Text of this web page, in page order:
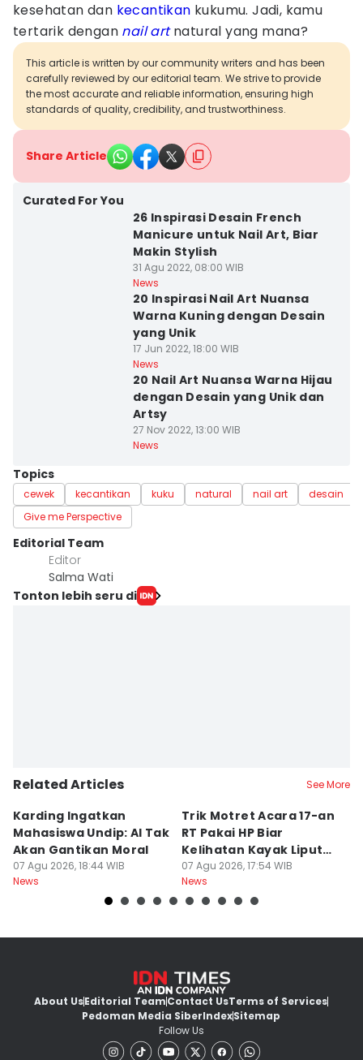
kesehatan dan kecantikan kukumu. Jadi, kamu
tertarik dengan nail art natural yang mana?
This article is written by our community writers and has been
carefully reviewed by our editorial team. We strive to provide
the most accurate and reliable information, ensuring high
standards of quality, credibility, and trustworthiness.
Share Article
Curated For You
26 Inspirasi Desain French
Manicure untuk Nail Art, Biar
Makin Stylish
31 Agu 2022, 08:00 WIB
News
20 Inspirasi Nail Art Nuansa
Warna Kuning dengan Desain
yang Unik
17 Jun 2022, 18:00 WIB
News
20 Nail Art Nuansa Warna Hijau
dengan Desain yang Unik dan
Artsy
27 Nov 2022, 13:00 WIB
News
Topics
cewek kecantikan kuku natural nail art
desain
Give me Perspective
Editorial Team
Editor
Salma Wati
Tonton lebih seru di
Related Articles See More
Karding Ingatkan
Mahasiswa Undip: AI Tak
Akan Gantikan Moral
07 Agu 2026, 18:44 WIB
News
Trik Motret Acara 17-an
RT Pakai HP Biar
Kelihatan Kayak Liputan
Festival Nasional
07 Agu 2026, 17:54 WIB
News
About UsEditorial TeamContact UsTerms of Services
Pedoman Media SiberIndexSitemap
Follow Us